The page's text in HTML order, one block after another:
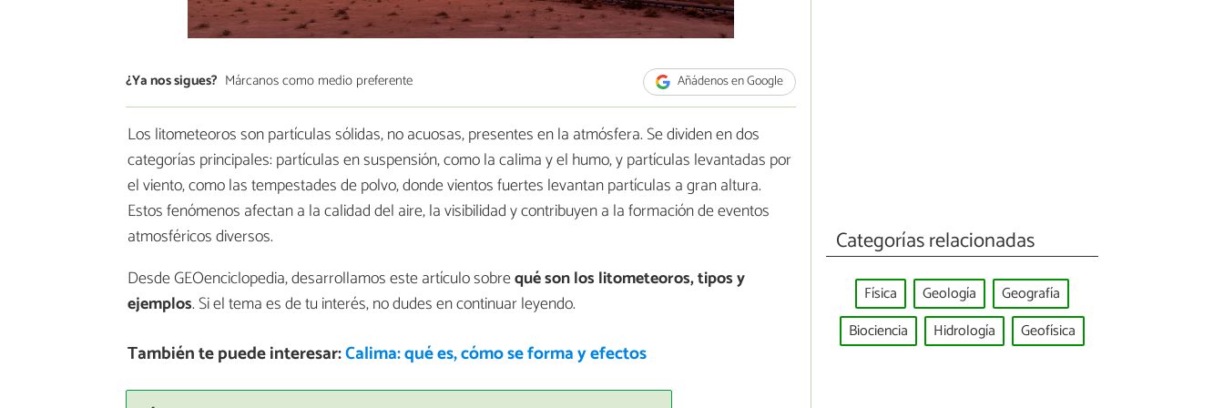
¿Ya nos sigues? Márcanos como medio preferente Añádenos en Google
Los litometeoros son partículas sólidas, no acuosas, presentes en la atmósfera. Se dividen en dos
categorías principales: partículas en suspensión, como la calima y el humo, y partículas levantadas por
el viento, como las tempestades de polvo, donde vientos fuertes levantan partículas a gran altura.
Estos fenómenos afectan a la calidad del aire, la visibilidad y contribuyen a la formación de eventos
atmosféricos diversos.
Desde GEOenciclopedia, desarrollamos este artículo sobrequé son los litometeoros, tipos y
ejemplos. Si el tema es de tu interés, no dudes en continuar leyendo.
También te puede interesar:Calima: qué es, cómo se forma y efectos
Categorías relacionadas
Física Geología
Geografía
Biociencia
Hidrología Geofísica